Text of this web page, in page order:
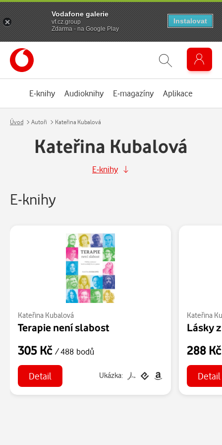
E-knihy Audioknihy E-magazíny Aplikace
Úvod Autoři Kateřina Kubalová
Kateřina Kubalová
E-knihy
E-knihy
Kateřina Kubalová
Terapie není slabost
305 Kč / 488 bodů
Detail Ukázka:
Kateřina
Lásky
288
Detail
Vodafone galerie
vf.cz.group
Zdarma - na Google Play
Instalovat